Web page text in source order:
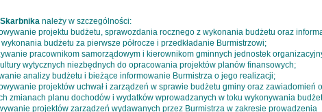
Skarbnika należy w szczególności:
projektu budżetu, sprawozdania rocznego z wykonania budżetu oraz
budżetu za pierwsze półrocze i przedkładanie Burmistrzowi;
pracownikom samorządowym i kierownikom gminnych jednostek
wytycznych niezbędnych do opracowania projektów planów finansowych;
analizy budżetu i bieżące informowanie Burmistrza o jego realizacji;
projektów uchwał i zarządzeń w sprawie budżetu gminy oraz zawiadomień o
zmianach planu dochodów i wydatków wprowadzanych w toku wykonywania
projektów zarządzeń wydawanych przez Burmistrza w zakresie prowadzenia